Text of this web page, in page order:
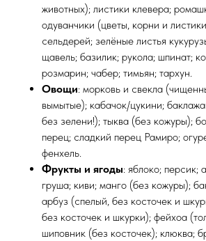
животных); листики клевера;
одуванчики (цветы, корни и
сельдерей; зелёные листья
щавель; базилик; рукола; шпинат;
розмарин; чабер; тимьян; тархун.
Овощи: морковь и свекла
вымытые); кабачок/цукини;
без зелени!); тыква (без кожуры);
перец; сладкий перец Рамиро;
фенхель.
Фрукты и ягоды: яблоко; персик;
груша; киви; манго (без кожуры);
арбуз (спелый, без косточек и
без косточек и шкурки); фейхоа
шиповник (без косточек); клюква;